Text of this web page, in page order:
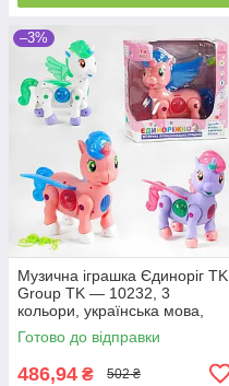
–3%
Музична іграшка Єдиноріг TK
Group TK — 10232, 3
кольори, українська мова,
звук, підсвітка
Готово до відправки
486,94 ₴ 502 ₴